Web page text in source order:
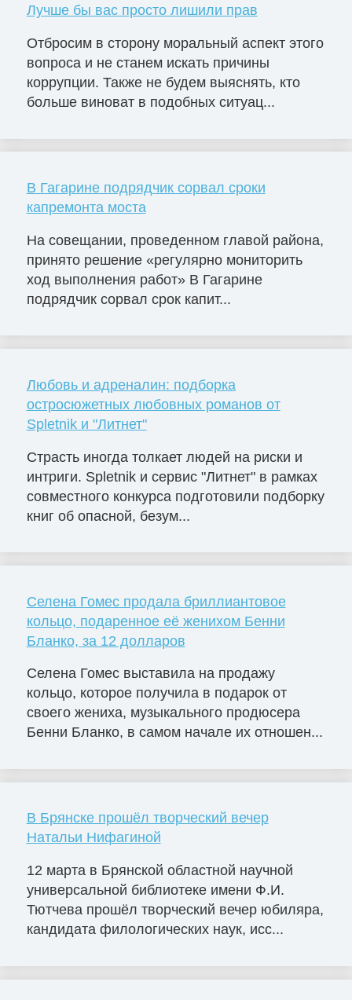
Лучше бы вас просто лишили прав
Отбросим в сторону моральный аспект этого
вопроса и не станем искать причины
коррупции. Также не будем выяснять, кто
больше виноват в подобных ситуац...
В Гагарине подрядчик сорвал сроки
капремонта моста
На совещании, проведенном главой района,
принято решение «регулярно мониторить
ход выполнения работ» В Гагарине
подрядчик сорвал срок капит...
Любовь и адреналин: подборка
остросюжетных любовных романов от
Spletnik и "Литнет"
Страсть иногда толкает людей на риски и
интриги. Spletnik и сервис "Литнет" в рамках
совместного конкурса подготовили подборку
книг об опасной, безум...
Селена Гомес продала бриллиантовое
кольцо, подаренное её женихом Бенни
Бланко, за 12 долларов
Селена Гомес выставила на продажу
кольцо, которое получила в подарок от
своего жениха, музыкального продюсера
Бенни Бланко, в самом начале их отношен...
В Брянске прошёл творческий вечер
Натальи Нифагиной
12 марта в Брянской областной научной
универсальной библиотеке имени Ф.И.
Тютчева прошёл творческий вечер юбиляра,
кандидата филологических наук, исс...